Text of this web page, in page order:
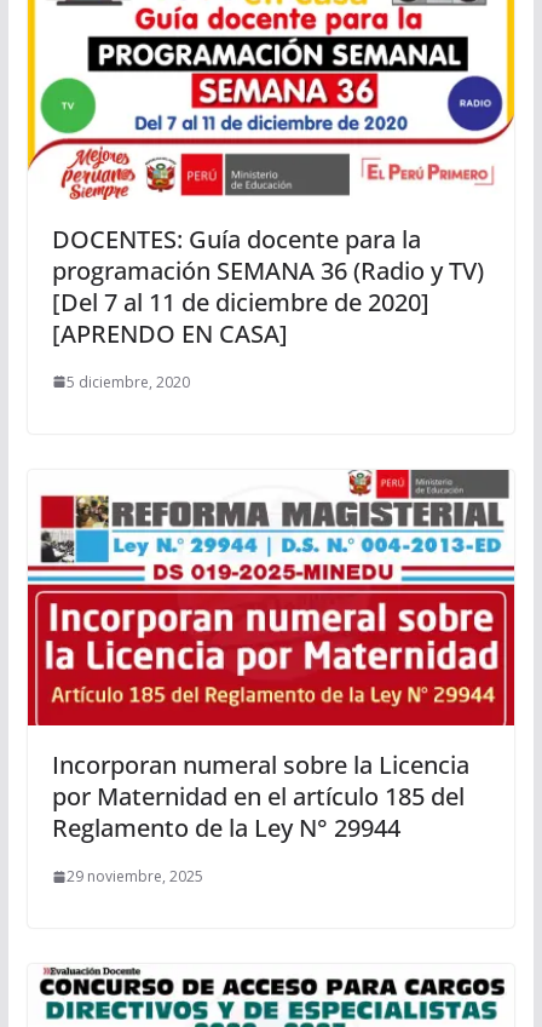
DOCENTES: Guía docente para la
programación SEMANA 36 (Radio y TV)
[Del 7 al 11 de diciembre de 2020]
[APRENDO EN CASA]
5 diciembre, 2020
Incorporan numeral sobre la Licencia
por Maternidad en el artículo 185 del
Reglamento de la Ley N° 29944
29 noviembre, 2025